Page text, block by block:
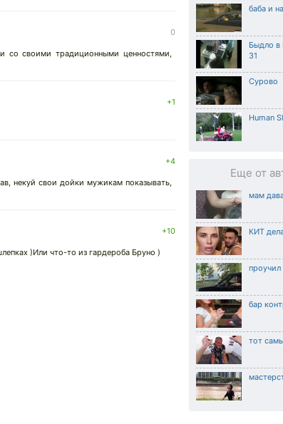
баба и
Быдло в
31
Сурово
Human
Еще от
мам
КИТ
проучил
бар
тот
0
со своими традиционными ценностями,
+1
+4
некуй свои дойки мужикам показывать,
+10
)Или что-то из гардероба Бруно )